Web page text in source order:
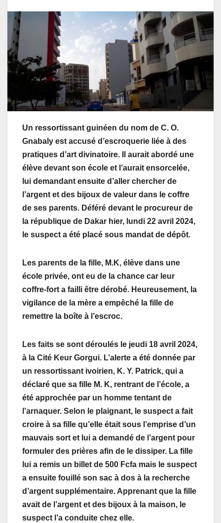
Un ressortissant guinéen du nom de C. O.
Gnabaly est accusé d’escroquerie liée à des
pratiques d’art divinatoire. Il aurait abordé une
élève devant son école et l’aurait ensorcelée,
lui demandant ensuite d’aller chercher de
l’argent et des bijoux de valeur dans le coffre
de ses parents. Déféré devant le procureur de
la république de Dakar hier, lundi 22 avril 2024,
le suspect a été placé sous mandat de dépôt.
Les parents de la fille, M.K, élève dans une
école privée, ont eu de la chance car leur
coffre-fort a failli être dérobé. Heureusement, la
vigilance de la mère a empêché la fille de
remettre la boîte à l’escroc.
Les faits se sont déroulés le jeudi 18 avril 2024,
à la Cité Keur Gorgui. L’alerte a été donnée par
un ressortissant ivoirien, K. Y. Patrick, qui a
déclaré que sa fille M. K, rentrant de l’école, a
été approchée par un homme tentant de
l’arnaquer. Selon le plaignant, le suspect a fait
croire à sa fille qu’elle était sous l’emprise d’un
mauvais sort et lui a demandé de l’argent pour
formuler des prières afin de le dissiper. La fille
lui a remis un billet de 500 Fcfa mais le suspect
a ensuite fouillé son sac à dos à la recherche
d’argent supplémentaire. Apprenant que la fille
avait de l’argent et des bijoux à la maison, le
suspect l’a conduite chez elle.